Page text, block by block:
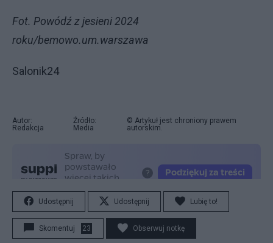
Fot. Powódź z jesieni 2024
roku/bemowo.um.warszawa
Salonik24
Autor:
Redakcja
Źródło:
Media
© Artykuł jest chroniony prawem
autorskim.
Udostępnij Udostępnij Lubię to!
Skomentuj 23 Obserwuj notkę